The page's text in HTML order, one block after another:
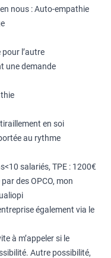
nous : Auto-empathie
l’autre
une demande
en soi
au rythme
salariés, TPE : 1200€
des OPCO, mon
également via le
à m’appeler si le
Autre possibilité,